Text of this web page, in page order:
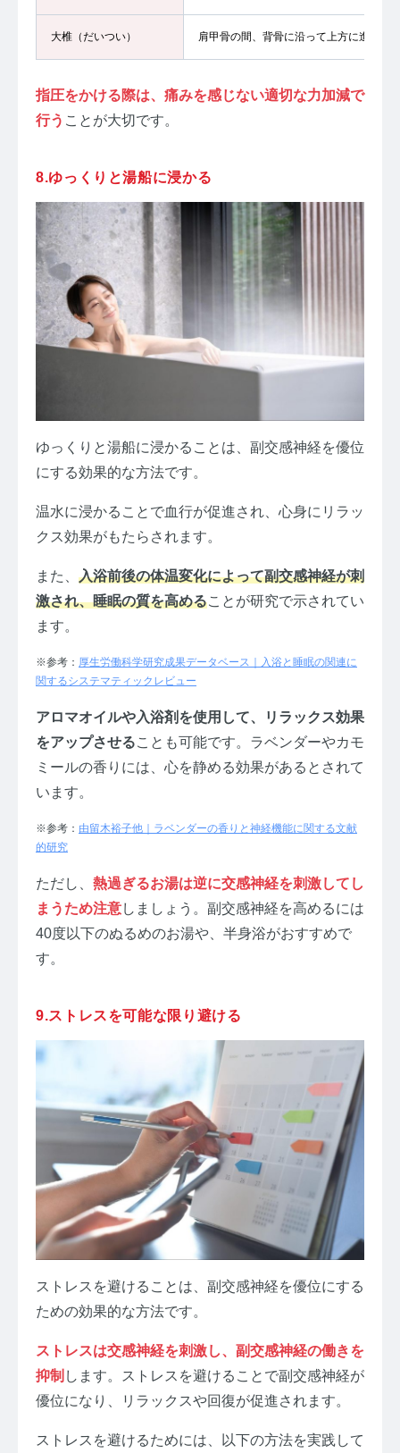
大椎（だいつい） 肩甲骨の間、背骨に沿って上方に進んだ
指圧をかける際は、痛みを感じない適切な力加減で
行う ことが大切です。
8.ゆっくりと湯船に浸かる
ゆっくりと湯船に浸かることは、副交感神経を優位
にする効果的な方法です。
温水に浸かることで血行が促進され、心身にリラッ
クス効果がもたらされます。
また、 入浴前後の体温変化によって副交感神経が刺
激され、睡眠の質を高めることが研究で示されてい
ます。
※参考： 厚生労働科学研究成果データベース｜入浴と睡眠の関連に
関するシステマティックレビュー
アロマオイルや入浴剤を使用して、リラックス効果
をアップさせることも可能です。ラベンダーやカモ
ミールの香りには、心を静める効果があるとされて
います。
※参考： 由留木裕子他｜ラベンダーの香りと神経機能に関する文献
的研究
ただし、 熱過ぎるお湯は逆に交感神経を刺激してし
まうため注意しましょう。副交感神経を高めるには
40度以下のぬるめのお湯や、半身浴がおすすめで
す。
9.ストレスを可能な限り避ける
ストレスを避けることは、副交感神経を優位にする
ための効果的な方法です。
ストレスは交感神経を刺激し、副交感神経の働きを
抑制 します。ストレスを避けることで副交感神経が
優位になり、リラックスや回復が促進されます。
ストレスを避けるためには、以下の方法を実践して